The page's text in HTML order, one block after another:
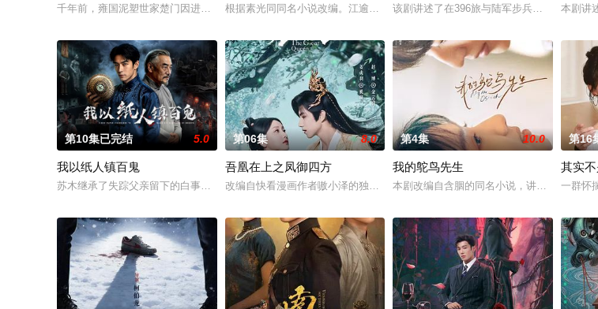
千年前，雍国泥塑世家楚门因进贡的“十二生肖”离奇流血炸裂，惨遭满门流放，楚父以死鸣冤。楚家大小姐楚梓鸢带着
根据素光同同名小说改编。江逾白长大以后，林知夏忽然对他说：“江逾白，我喜
该剧讲述了在396旅与陆军步兵学院联合举
本剧讲
第10集已完结 5.0
我以纸人镇百鬼
苏木继承了失踪父亲留下的白事馆，本想低调扎纸维生，却因一具流血的新娘纸人卷入了一场跨越十年的惊天阴谋。这
第06集 8.0
吾凰在上之凤御四方
改编自快看漫画作者嗷小泽的独家连载漫画《吾凰在上》。现代少女奚圆（姜贞
第4集 10.0
我的鸵鸟先生
本剧改编自含胭的同名小说，讲述了邻家女
第16
其实
一群怀